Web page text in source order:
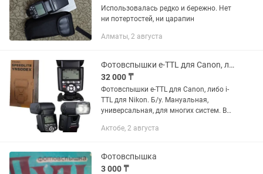
Использовалась редко и бережно. Нет
ни потертостей, ни царапин
Алматы, 2 августа
Фотовспышки e-TTL для Canon, либо i-TTL для Nikon. Б/у
32 000 ₸
Фотовспышки e-TTL для Canon, либо i-
TTL для Nikon. Б/у. Мануальная,
универсальная, для многих систем. В
оригинал Nikon. Цены разные.
Актобе, 2 августа
Фотовспышка
3 000 ₸